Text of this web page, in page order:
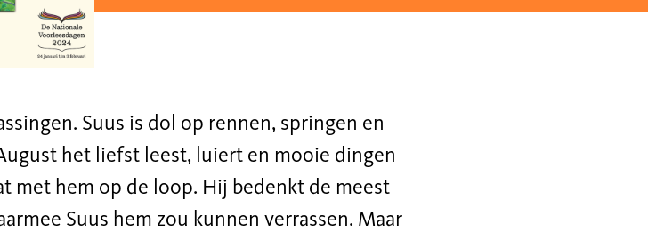
Suus is dol op rennen, springen en
het liefst leest, luiert en mooie dingen
met hem op de loop. Hij bedenkt de meest
Suus hem zou kunnen verrassen. Maar